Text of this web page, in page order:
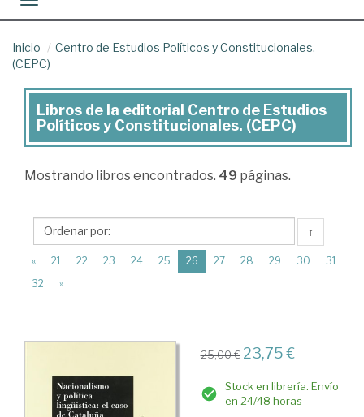
Inicio
Centro de Estudios Políticos y Constitucionales.
(CEPC)
Libros
de
la
Centro
de
Estudios
Políticos
Constitucionales.
Libros de la editorial Centro de Estudios
Políticos y Constitucionales. (CEPC)
Mostrando libros encontrados. 49 páginas.
↑
« 21 22 23 24 25 26 (current)
27 28 29 30
31
32
»
25,00 € 23,75 €
Stock en librería. Envío
en 24/48 horas